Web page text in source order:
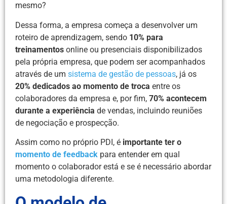
mesmo?
Dessa forma, a empresa começa a desenvolver um
roteiro de aprendizagem, sendo 10% para
treinamentos online ou presenciais disponibilizados
pela própria empresa, que podem ser acompanhados
através de um sistema de gestão de pessoas, já os
20% dedicados ao momento de troca entre os
colaboradores da empresa e, por fim, 70% acontecem
durante a experiência de vendas, incluindo reuniões
de negociação e prospecção.
Assim como no próprio PDI, é importante ter o
momento de feedback para entender em qual
momento o colaborador está e se é necessário abordar
uma metodologia diferente.